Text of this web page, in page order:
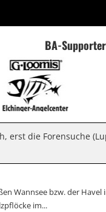
BA-Supporter
die Forensuche
Wannsee bzw. der
im...